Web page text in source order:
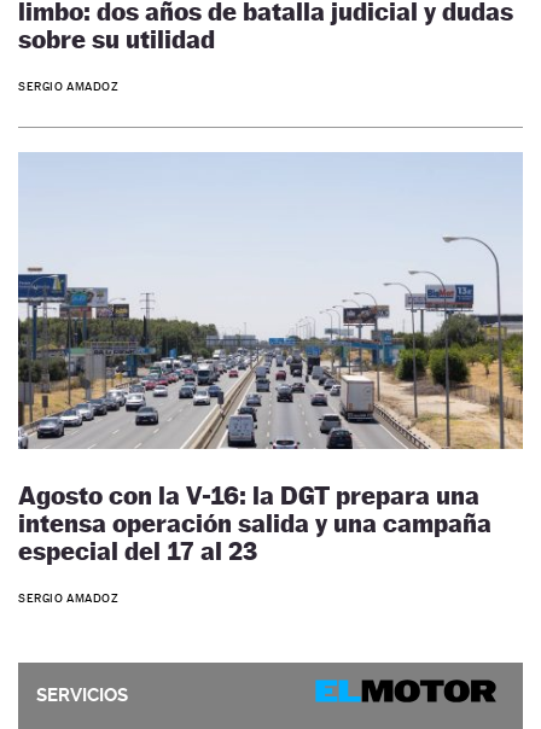
limbo: dos años de batalla judicial y dudas
sobre su utilidad
SERGIO AMADOZ
Agosto con la V-16: la DGT prepara una
intensa operación salida y una campaña
especial del 17 al 23
SERGIO AMADOZ